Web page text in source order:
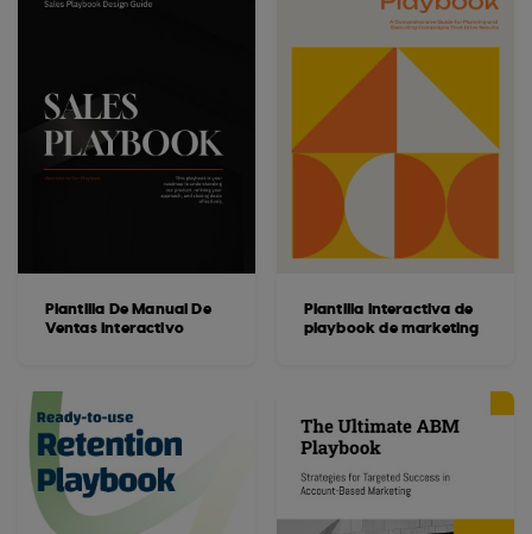
Plantilla De Manual De
Ventas Interactivo
Plantilla interactiva de
playbook de marketing